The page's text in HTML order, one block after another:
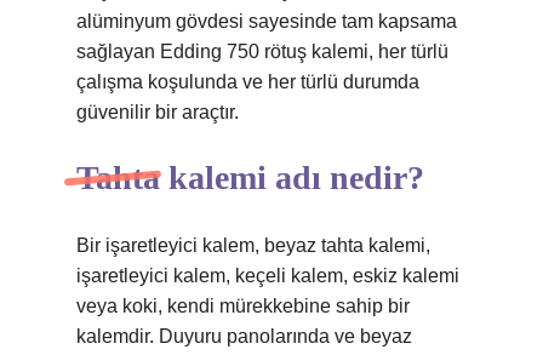
alüminyum gövdesi sayesinde tam kapsama
sağlayan Edding 750 rötuş kalemi, her türlü
çalışma koşulunda ve her türlü durumda
güvenilir bir araçtır.
Tahta kalemi adı nedir?
Bir işaretleyici kalem, beyaz tahta kalemi,
işaretleyici kalem, keçeli kalem, eskiz kalemi
veya koki, kendi mürekkebine sahip bir
kalemdir. Duyuru panolarında ve beyaz